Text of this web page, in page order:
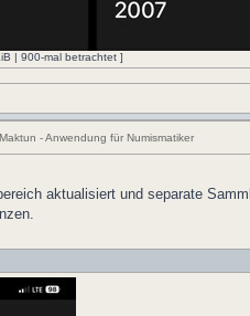
| 900-mal betrachtet ]
- Anwendung für Numismatiker
aktualisiert und separate